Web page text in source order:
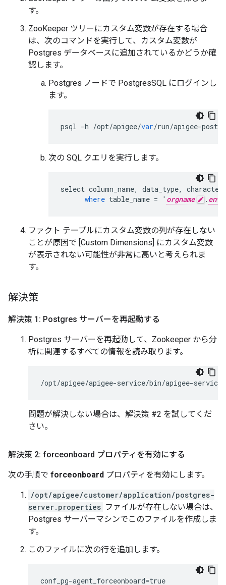
す。
ZooKeeper ツリーにカスタム変数が存在する場合
は、次のコマンドを実行して、カスタム変数が
Postgres データベースに追加されているかどうか確
認します。
Postgres ノードで PostgresSQL にログインし
ます。
psql -h /opt/apigee/var/run/apigee-
次の SQL クエリを実行します。
select column_name, data_type,
where table_name = ' orgname .
ファクト テーブルにカスタム変数の列が存在しない
ことが原因で [Custom Dimensions] にカスタム変数
が表示されない可能性が非常に高いと考えられま
す。
解決策
解決策 1: Postgres サーバーを再起動する
Postgres サーバーを再起動して、Zookeeper から分
析に関連するすべての情報を読み取ります。
/opt/apigee/apigee-service/bin/apigee-
問題が解決しない場合は、解決策 #2 を試してくだ
さい。
解決策 2: forceonboard プロパティを有効にする
次の手順で forceonboard プロパティを有効にします。
/opt/apigee/customer/application/postgres-
server.properties ファイルが存在しない場合は、
Postgres サーバーマシンでこのファイルを作成しま
す。
このファイルに次の行を追加します。
conf_pg-agent_forceonboard=true